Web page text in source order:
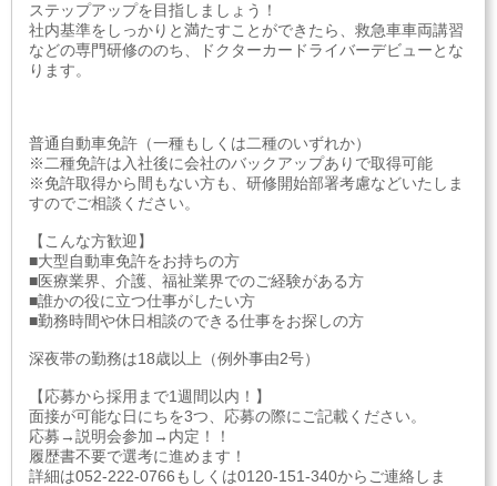
ステップアップを目指しましょう！
社内基準をしっかりと満たすことができたら、救急車車両講習
などの専門研修ののち、ドクターカードライバーデビューとな
ります。
普通自動車免許（一種もしくは二種のいずれか）
※二種免許は入社後に会社のバックアップありで取得可能
※免許取得から間もない方も、研修開始部署考慮などいたしま
すのでご相談ください。
【こんな方歓迎】
■大型自動車免許をお持ちの方
■医療業界、介護、福祉業界でのご経験がある方
■誰かの役に立つ仕事がしたい方
■勤務時間や休日相談のできる仕事をお探しの方
深夜帯の勤務は18歳以上（例外事由2号）
【応募から採用まで1週間以内！】
面接が可能な日にちを3つ、応募の際にご記載ください。
応募→説明会参加→内定！！
履歴書不要で選考に進めます！
詳細は052-222-0766もしくは0120-151-340からご連絡しま